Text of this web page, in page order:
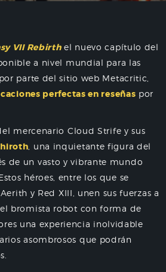
VII Rebirthel nuevo capítulo del
a nivel mundial para las
parte del sitio web Metacritic,
perfectas en reseñas por
mercenario Cloud Strife y sus
, una inquietante figura del
de un vasto y vibrante mundo
héroes, entre los que se
y Red XIII, unen sus fuerzas a
bromista robot con forma de
una experiencia inolvidable
asombrosos que podrán